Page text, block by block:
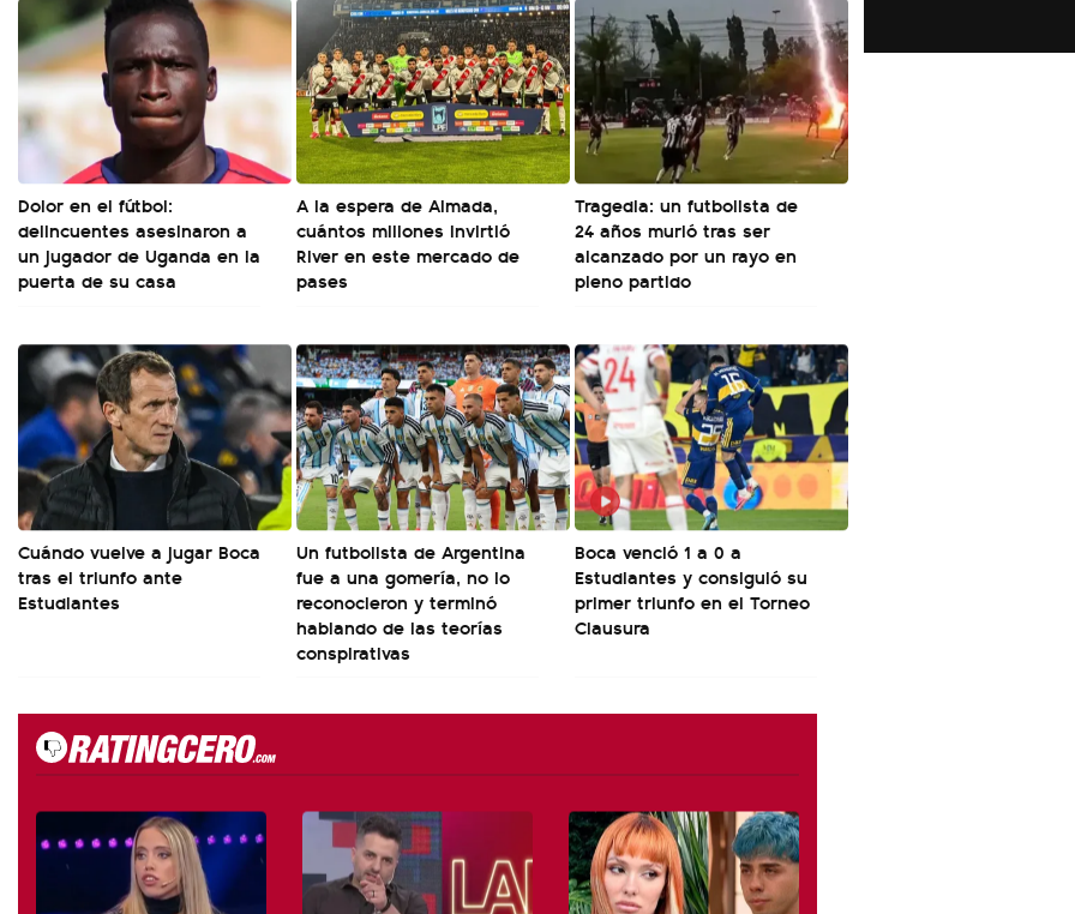
Dolor en el fútbol:
delincuentes asesinaron a
un jugador de Uganda en la
puerta de su casa
A la espera de Almada,
cuántos millones invirtió
River en este mercado de
pases
Tragedia: un futbolista de
24 años murió tras ser
alcanzado por un rayo en
pleno partido
Cuándo vuelve a jugar Boca
tras el triunfo ante
Estudiantes
Un futbolista de Argentina
fue a una gomería, no lo
reconocieron y terminó
hablando de las teorías
conspirativas
Boca venció 1 a 0 a
Estudiantes y consiguió su
primer triunfo en el Torneo
Clausura
de Inviolabilidad de la Propiedad Privada
como "una lista sábana con temas nefastos"
y destacó "la movilización popular". 📌 La
declaración fue desde el santuario de San
Cayetano, donde también advirtió que "la
sociedad no solo sufre porque no llega sino
que también está endeudada".
agua y soportó las bajas
últimos días: "Son dificultades